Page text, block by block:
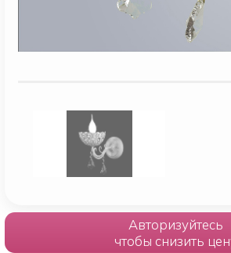
Авторизуйтесь
чтобы снизить